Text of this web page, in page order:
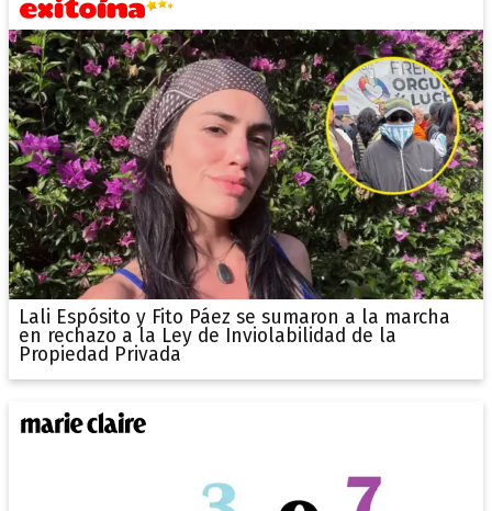
Lali Espósito y Fito Páez se sumaron a la marcha
en rechazo a la Ley de Inviolabilidad de la
Propiedad Privada